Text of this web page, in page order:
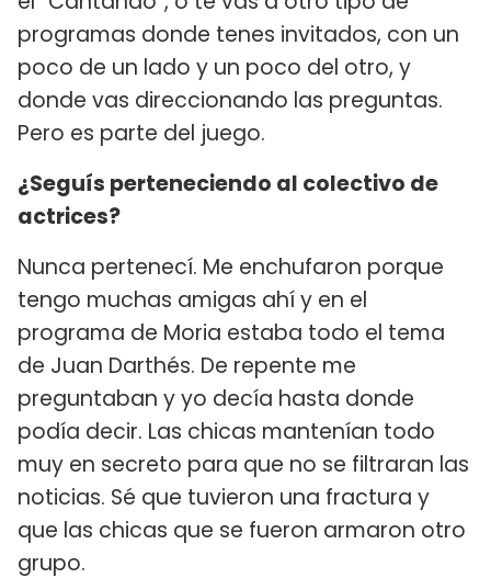
programas donde tenes invitados, con un
poco de un lado y un poco del otro, y
donde vas direccionando las preguntas.
Pero es parte del juego.
¿Seguís perteneciendo al colectivo de
actrices?
Nunca pertenecí. Me enchufaron porque
tengo muchas amigas ahí y en el
programa de Moria estaba todo el tema
de Juan Darthés. De repente me
preguntaban y yo decía hasta donde
podía decir. Las chicas mantenían todo
muy en secreto para que no se filtraran las
noticias. Sé que tuvieron una fractura y
que las chicas que se fueron armaron otro
grupo.